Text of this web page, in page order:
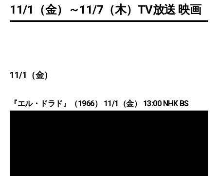
11/1（金）～11/7（木）TV放送 映画
11/1（金）
『エル・ドラド』（1966） 11/1（金） 13:00 NHK BS